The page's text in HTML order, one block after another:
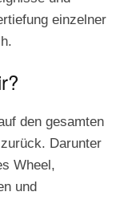
einzelner
den gesamten
Darunter
Wheel,
und